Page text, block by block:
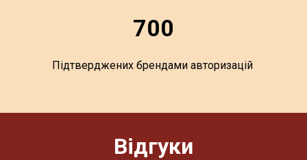
700
Підтверджених брендами авторизацій
Відгуки